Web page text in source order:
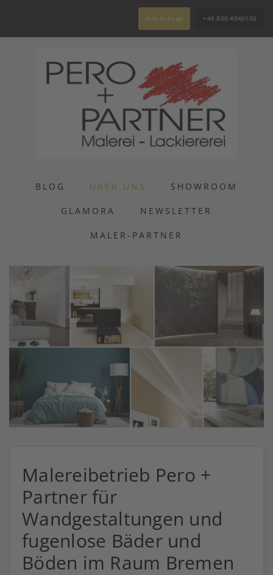
Ihre Anfrage +49 800 4040100
BLOG ÜBER UNS SHOWROOM
GLAMORA NEWSLETTER
MALER-PARTNER
Malereibetrieb Pero +
Partner für
Wandgestaltungen und
fugenlose Bäder und
Böden im Raum Bremen